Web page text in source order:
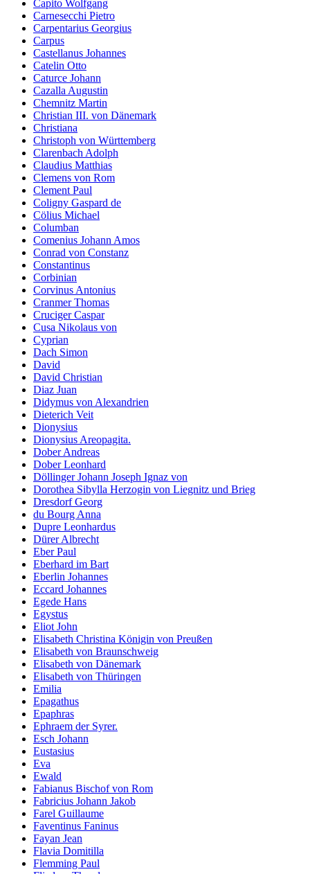
Capito Wolfgang
Carnesecchi Pietro
Carpentarius Georgius
Carpus
Castellanus Johannes
Catelin Otto
Caturce Johann
Cazalla Augustin
Chemnitz Martin
Christian III. von Dänemark
Christiana
Christoph von Württemberg
Clarenbach Adolph
Claudius Matthias
Clemens von Rom
Clement Paul
Coligny Gaspard de
Cölius Michael
Columban
Comenius Johann Amos
Conrad von Constanz
Constantinus
Corbinian
Corvinus Antonius
Cranmer Thomas
Cruciger Caspar
Cusa Nikolaus von
Cyprian
Dach Simon
David
David Christian
Diaz Juan
Didymus von Alexandrien
Dieterich Veit
Dionysius
Dionysius Areopagita.
Dober Andreas
Dober Leonhard
Döllinger Johann Joseph Ignaz von
Dorothea Sibylla Herzogin von Liegnitz und Brieg
Dresdorf Georg
du Bourg Anna
Dupre Leonhardus
Dürer Albrecht
Eber Paul
Eberhard im Bart
Eberlin Johannes
Eccard Johannes
Egede Hans
Egystus
Eliot John
Elisabeth Christina Königin von Preußen
Elisabeth von Braunschweig
Elisabeth von Dänemark
Elisabeth von Thüringen
Emilia
Epagathus
Epaphras
Ephraem der Syrer.
Esch Johann
Eustasius
Eva
Ewald
Fabianus Bischof von Rom
Fabricius Johann Jakob
Farel Guillaume
Faventinus Faninus
Fayan Jean
Flavia Domitilla
Flemming Paul